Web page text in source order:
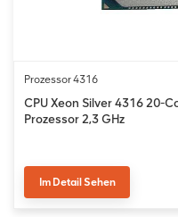
Prozessor 4316
CPU Xeon Silver 4316 20-
Prozessor 2,3 GHz
Im Detail Sehen